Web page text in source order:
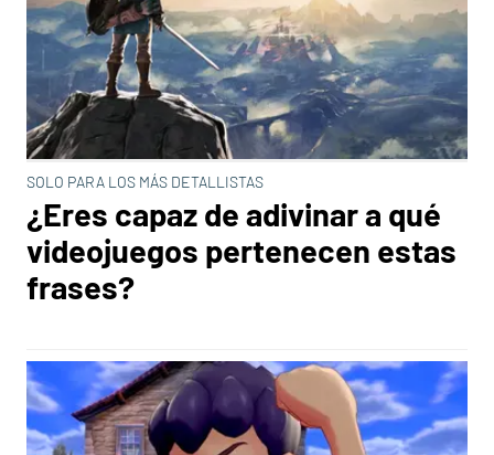
SOLO PARA LOS MÁS DETALLISTAS
¿Eres capaz de adivinar a qué
videojuegos pertenecen estas
frases?